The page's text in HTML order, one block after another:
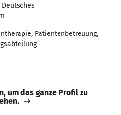
Patientenbetreuung,
um das ganze Profil zu